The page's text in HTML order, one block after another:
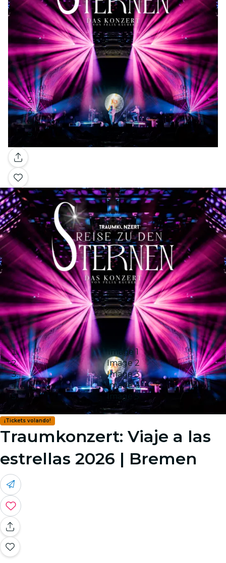
Galería
Image 1
Image 2
Image 3
Image 4
Image 5
¡Tickets volando!
Traumkonzert: Viaje a las
estrellas 2026 | Bremen